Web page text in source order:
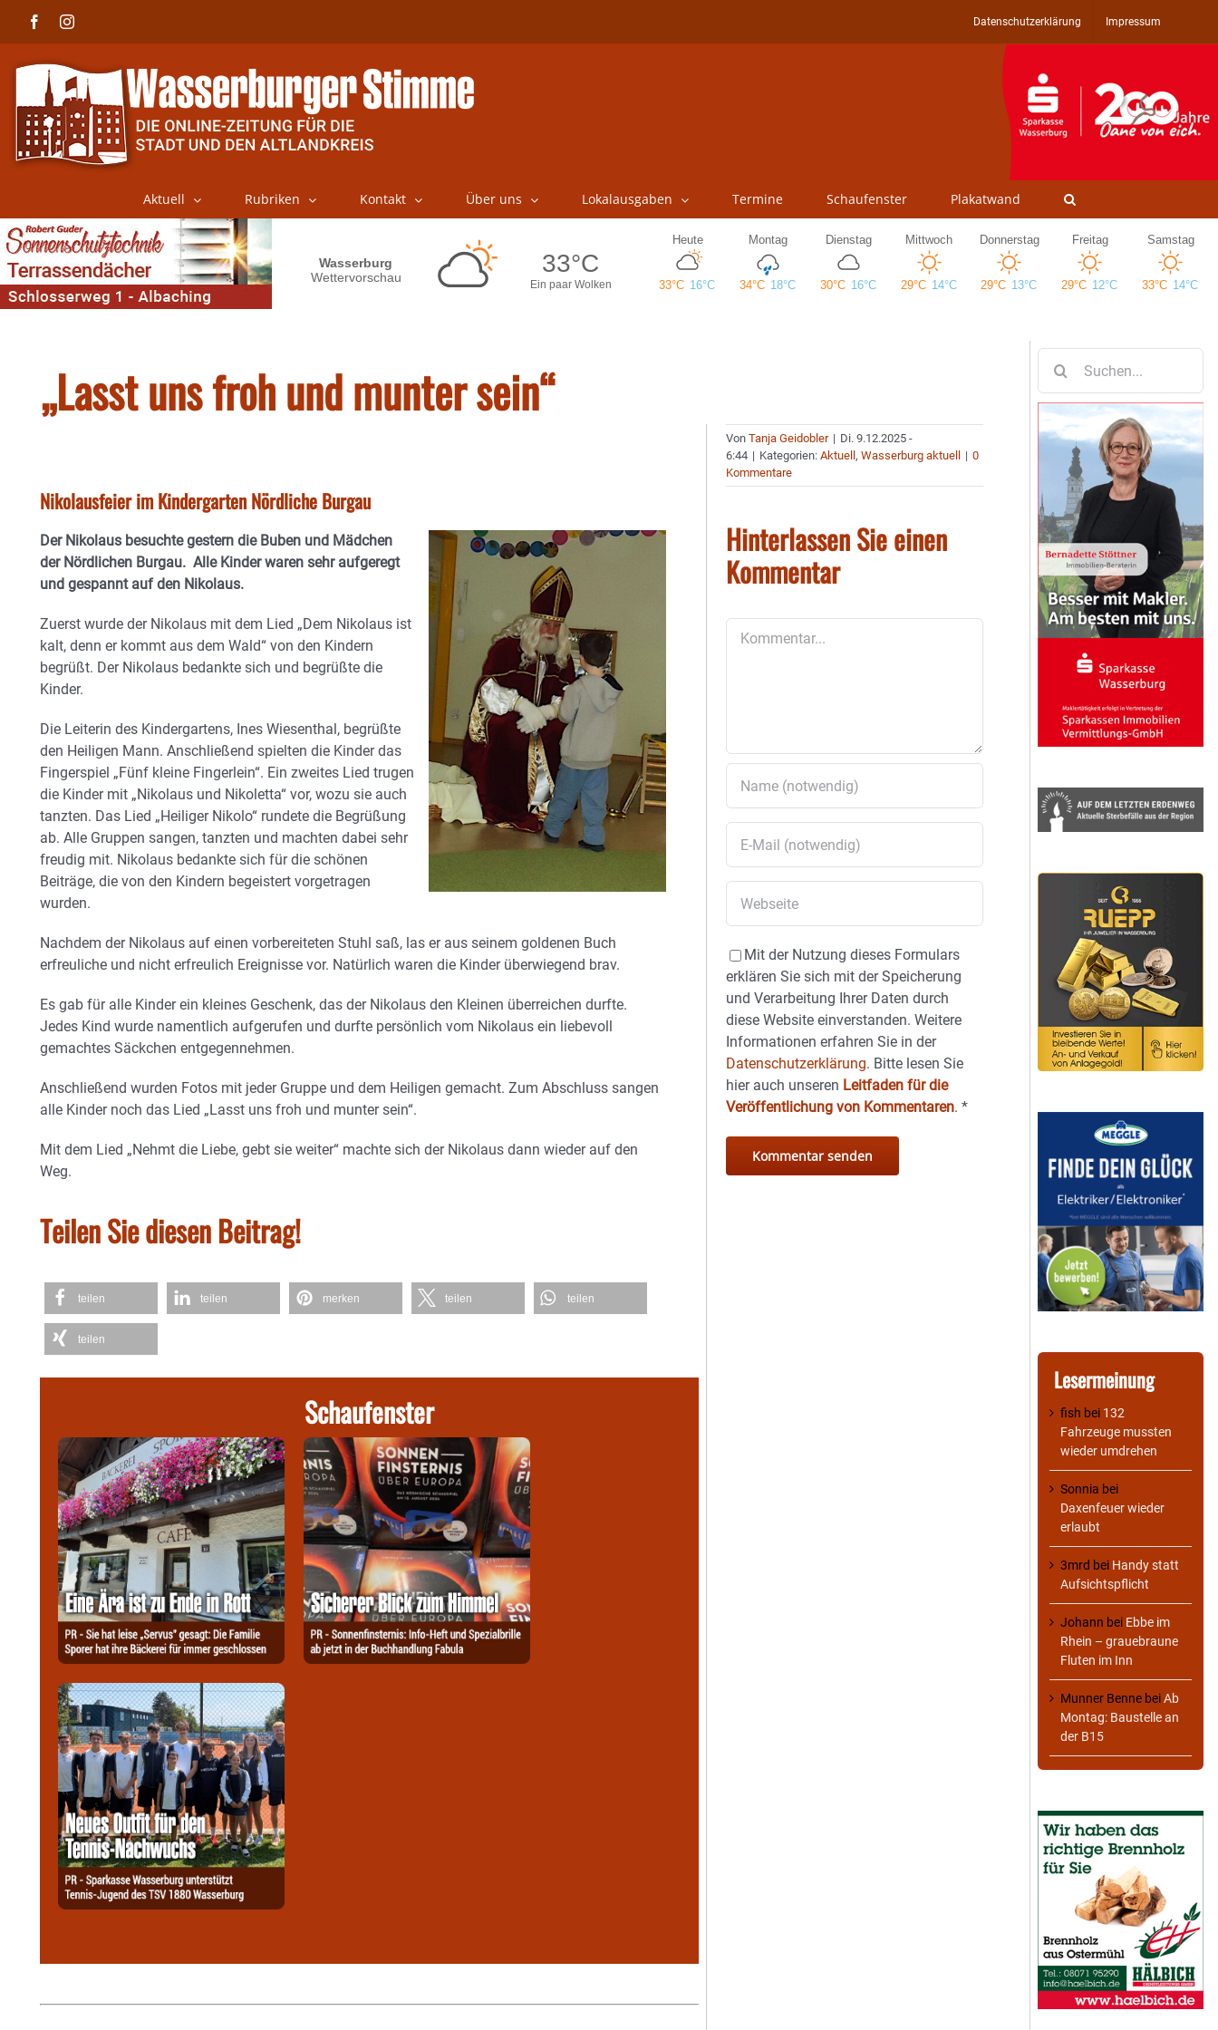
FacebookInstagram Datenschutzerklärung Impressum
Aktuell Rubriken Kontakt Über uns Lokalausgaben Termine Schaufenster Plakatwand
„Lasst uns froh und munter sein“
Nikolausfeier im Kindergarten Nördliche Burgau
Der Nikolaus besuchte gestern die Buben und Mädchen
der Nördlichen Burgau. Alle Kinder waren sehr aufgeregt
und gespannt auf den Nikolaus.
Zuerst wurde der Nikolaus mit dem Lied „Dem Nikolaus ist
kalt, denn er kommt aus dem Wald“ von den Kindern
begrüßt. Der Nikolaus bedankte sich und begrüßte die
Kinder.
Die Leiterin des Kindergartens, Ines Wiesenthal, begrüßte
den Heiligen Mann. Anschließend spielten die Kinder das
Fingerspiel „Fünf kleine Fingerlein“. Ein zweites Lied trugen
die Kinder mit „Nikolaus und Nikoletta“ vor, wozu sie auch
tanzten. Das Lied „Heiliger Nikolo“ rundete die Begrüßung
ab. Alle Gruppen sangen, tanzten und machten dabei sehr
freudig mit. Nikolaus bedankte sich für die schönen
Beiträge, die von den Kindern begeistert vorgetragen
wurden.
Nachdem der Nikolaus auf einen vorbereiteten Stuhl saß, las er aus seinem goldenen Buch
erfreuliche und nicht erfreulich Ereignisse vor. Natürlich waren die Kinder überwiegend brav.
Es gab für alle Kinder ein kleines Geschenk, das der Nikolaus den Kleinen überreichen durfte.
Jedes Kind wurde namentlich aufgerufen und durfte persönlich vom Nikolaus ein liebevoll
gemachtes Säckchen entgegennehmen.
Anschließend wurden Fotos mit jeder Gruppe und dem Heiligen gemacht. Zum Abschluss sangen
alle Kinder noch das Lied „Lasst uns froh und munter sein“.
Mit dem Lied „Nehmt die Liebe, gebt sie weiter“ machte sich der Nikolaus dann wieder auf den
Weg.
Teilen Sie diesen Beitrag!
teilen teilen merken teilen teilen
teilen
Schaufenster
VonTanja Geidobler | Di. 9.12.2025 -
6:44 | Kategorien:Aktuell,Wasserburg aktuell | 0
Kommentare
Hinterlassen Sie einen
Kommentar
Mit der Nutzung dieses Formulars
erklären Sie sich mit der Speicherung
und Verarbeitung Ihrer Daten durch
diese Website einverstanden. Weitere
Informationen erfahren Sie in der
Datenschutzerklärung. Bitte lesen Sie
hier auch unseren Leitfaden für die
Veröffentlichung von Kommentaren.*
nach:
Lesermeinung
fish bei 132
Fahrzeuge mussten
wieder umdrehen
Sonnia bei
Daxenfeuer wieder
erlaubt
3mrd bei Handy statt
Aufsichtspflicht
Johann bei Ebbe im
Rhein – grauebraune
Fluten im Inn
Munner Benne beiAb
Montag: Baustelle an
der B15